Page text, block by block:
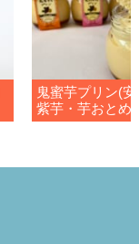
鬼蜜芋プリン(
紫芋・芋おとめ